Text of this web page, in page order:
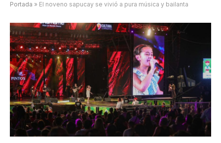
Portada » El noveno sapucay se vivió a pura música y bailanta